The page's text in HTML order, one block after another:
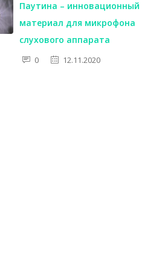
Паутина – инновационный
материал для микрофона
слухового аппарата
0 12.11.2020